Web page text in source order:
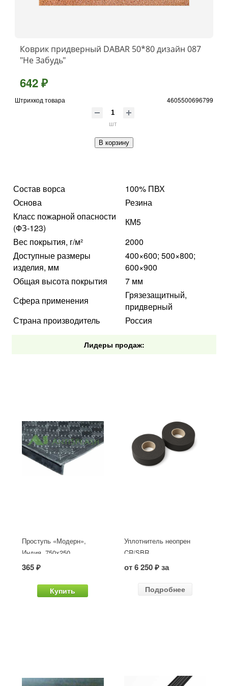
Коврик придверный DABAR 50*80 дизайн 087
"Не Забудь"
642 ₽
Штрихкод товара 4605500696799
шт
В корзину
Состав ворса
100% ПВХ
Основа
Резина
Класс пожарной опасности
(ФЗ-123)
КМ5
Вес покрытия, г/м²
2000
Доступные размеры
изделия, мм
400×600; 500×800;
600×900
Общая высота покрытия
7 мм
Сфера применения
Грязезащитный,
придверный
Страна производитель
Россия
Лидеры продаж:
Проступь «Модерн»,
Индия, 750x250
365 ₽
Купить
Уплотнитель неопрен
CR/SBR
от 6 250 ₽ за
Подробнее